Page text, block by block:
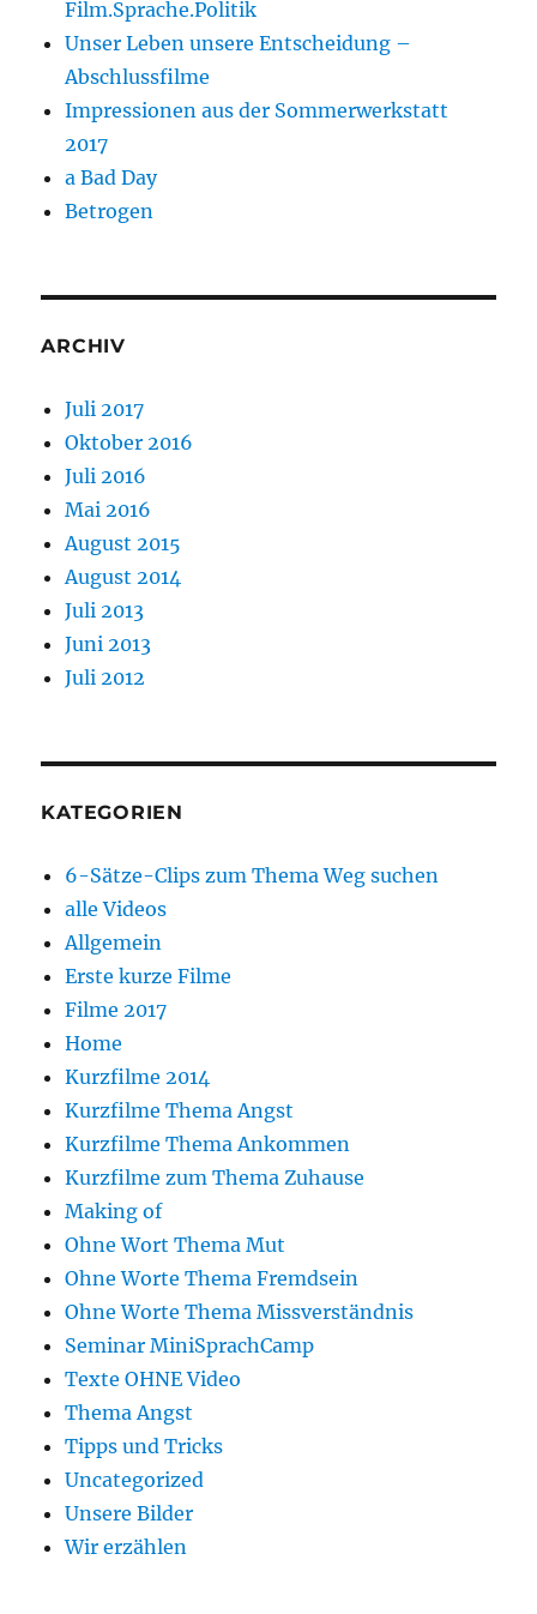
Film.Sprache.Politik
Unser Leben unsere Entscheidung –
Abschlussfilme
Impressionen aus der Sommerwerkstatt
2017
a Bad Day
Betrogen
ARCHIV
Juli 2017
Oktober 2016
Juli 2016
Mai 2016
August 2015
August 2014
Juli 2013
Juni 2013
Juli 2012
KATEGORIEN
6-Sätze-Clips zum Thema Weg suchen
alle Videos
Allgemein
Erste kurze Filme
Filme 2017
Home
Kurzfilme 2014
Kurzfilme Thema Angst
Kurzfilme Thema Ankommen
Kurzfilme zum Thema Zuhause
Making of
Ohne Wort Thema Mut
Ohne Worte Thema Fremdsein
Ohne Worte Thema Missverständnis
Seminar MiniSprachCamp
Texte OHNE Video
Thema Angst
Tipps und Tricks
Uncategorized
Unsere Bilder
Wir erzählen